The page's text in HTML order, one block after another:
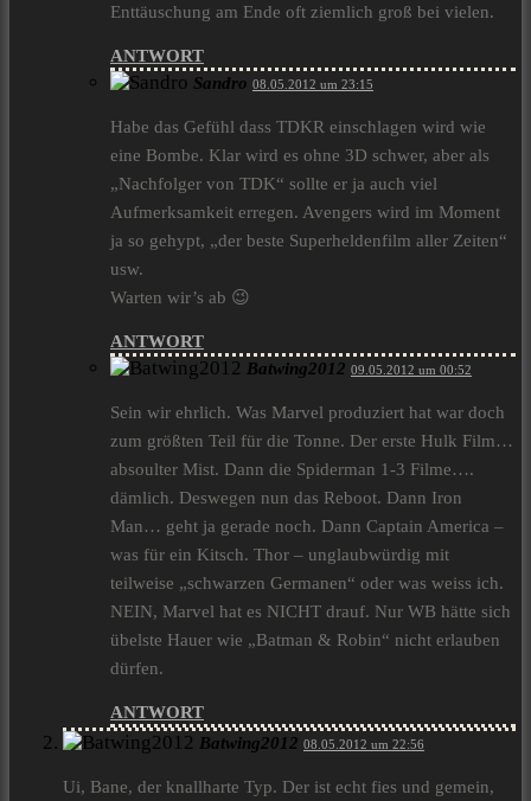
Enttäuschung am Ende oft ziemlich groß bei vielen.
ANTWORT
Sandro 08.05.2012 um 23:15
Habe das Gefühl dass TDKR einschlagen wird wie
eine Bombe. Klar wird es ohne 3D schwer, aber als
„Nachfolger von TDK“ sollte er ja auch viel
Aufmerksamkeit erregen. Avengers wird im Moment
ja so gehypt, „der beste Superheldenfilm aller Zeiten“
usw.
Warten wir’s ab 😉
ANTWORT
Batwing2012 09.05.2012 um 00:52
Sein wir ehrlich. Was Marvel produziert hat war doch
zum größten Teil für die Tonne. Der erste Hulk Film…
absoulter Mist. Dann die Spiderman 1-3 Filme….
dämlich. Deswegen nun das Reboot. Dann Iron
Man… geht ja gerade noch. Dann Captain America –
was für ein Kitsch. Thor – unglaubwürdig mit
teilweise „schwarzen Germanen“ oder was weiss ich.
NEIN, Marvel hat es NICHT drauf. Nur WB hätte sich
übelste Hauer wie „Batman & Robin“ nicht erlauben
dürfen.
ANTWORT
Batwing2012 08.05.2012 um 22:56
Ui, Bane, der knallharte Typ. Der ist echt fies und gemein,